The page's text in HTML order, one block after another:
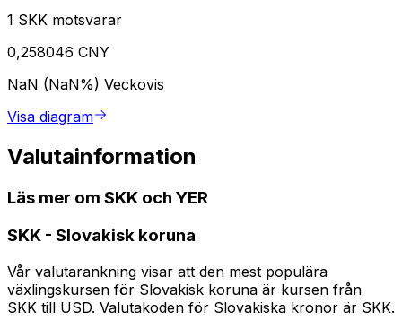
1 SKK motsvarar
0,258046 CNY
NaN (NaN%) Veckovis
Visa diagram
Valutainformation
Läs mer om SKK och YER
SKK - Slovakisk koruna
Vår valutarankning visar att den mest populära
växlingskursen för Slovakisk koruna är kursen från
SKK till USD. Valutakoden för Slovakiska kronor är SKK.